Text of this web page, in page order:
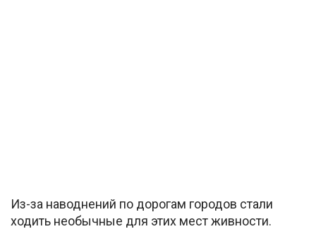
Из-за наводнений по дорогам городов стали
ходить необычные для этих мест живности.